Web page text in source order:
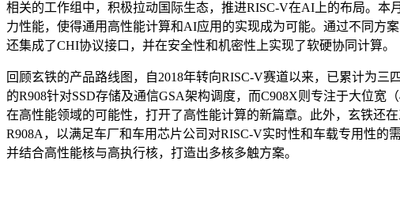
相关的工作组中，积极拉动国际生态，推进RISC-V在AI上的布局。本
力性能，使得通用高性能计算和AI应用的实现成为可能。通过不同方
还集成了CHI协议接口，并在安全性和机密性上实现了软硬协同计算。
回顾玄铁的产品路线图，自2018年转向RISC-V赛道以来，已累计为
的R908针对SSD存储及通信GSA架构调度，而C908X则专注于大位
在高性能领域的可能性，打开了高性能计算的新篇章。此外，玄铁还
R908A，以满足车厂和车用芯片公司对RISC-V实时性和车载专用性的
并结合高性能核与高执行核，打造出多核多触方案。